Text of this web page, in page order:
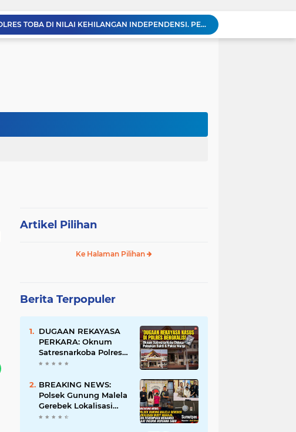
KABAG OPS POLRES TOBA DI NILAI KEHILANGAN INDEPENDENSI. PENGAMANAN PENEMBOKAN TANAH DI LAGUBOTI DAPAT SOROTAN.
BREAKING NEWS: Polsek Gunung Malela Gerebek Lokalisasi Bukit Maraja, Dua Perempuan Menangis Saat Diciduk Bersama Sabu
‎Wakil Bupati Audiensi dengan Wamenaker RI, Dorong Penguatan SDM dan Perlindungan Pekerja di Tanjung Jabung Barat ‎ ‎
Artikel Pilihan
Ke Halaman Pilihan
Berita Terpopuler
DUGAAN REKAYASA
PERKARA: Oknum
Satresnarkoba Polres
Bengkalis Diduga
Hingga Paksa Warga
Hadir di TKP
BREAKING NEWS:
Polsek Gunung Malela
Gerebek Lokalisasi
Bukit Maraja, Dua